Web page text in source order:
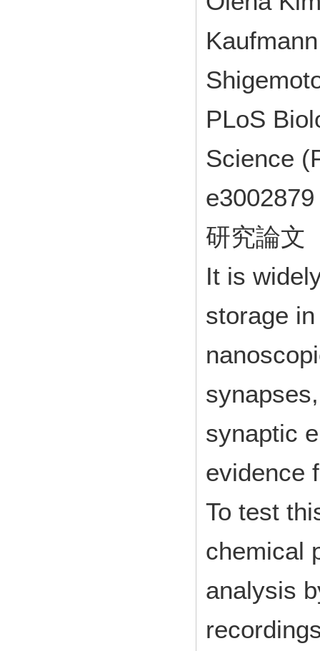
PLoS
Science
研究論文
It is
storage
synaptic
evidence
To test
chemical
analysis